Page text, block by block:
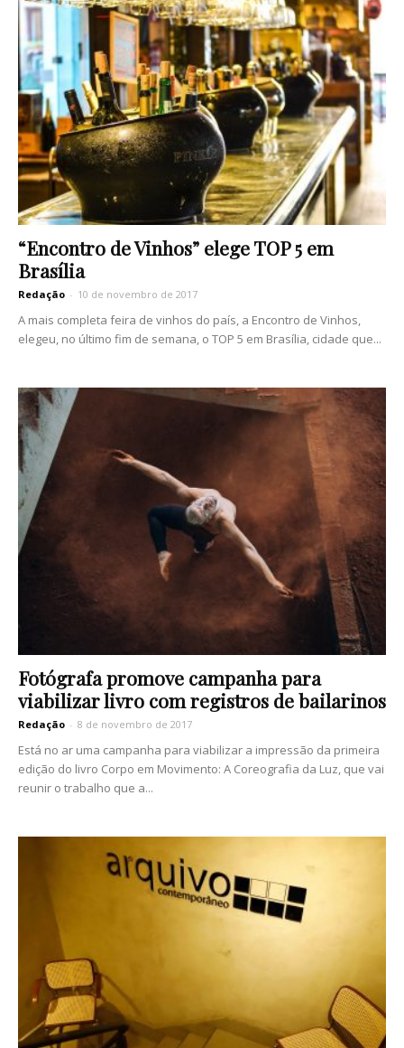
“Encontro de Vinhos” elege TOP 5 em
Brasília
Redação - 10 de novembro de 2017
A mais completa feira de vinhos do país, a Encontro de Vinhos,
elegeu, no último fim de semana, o TOP 5 em Brasília, cidade que...
Fotógrafa promove campanha para
viabilizar livro com registros de bailarinos
Redação - 8 de novembro de 2017
Está no ar uma campanha para viabilizar a impressão da primeira
edição do livro Corpo em Movimento: A Coreografia da Luz, que vai
reunir o trabalho que a...